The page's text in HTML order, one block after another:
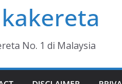
No. 1 di Malaysia